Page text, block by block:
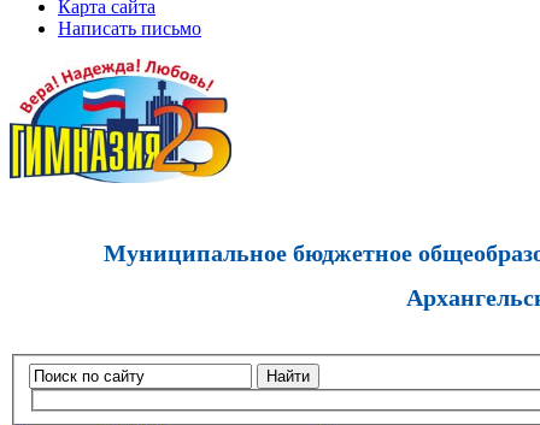
Карта сайта
Написать письмо
Муниципальное бюджетное
Найти